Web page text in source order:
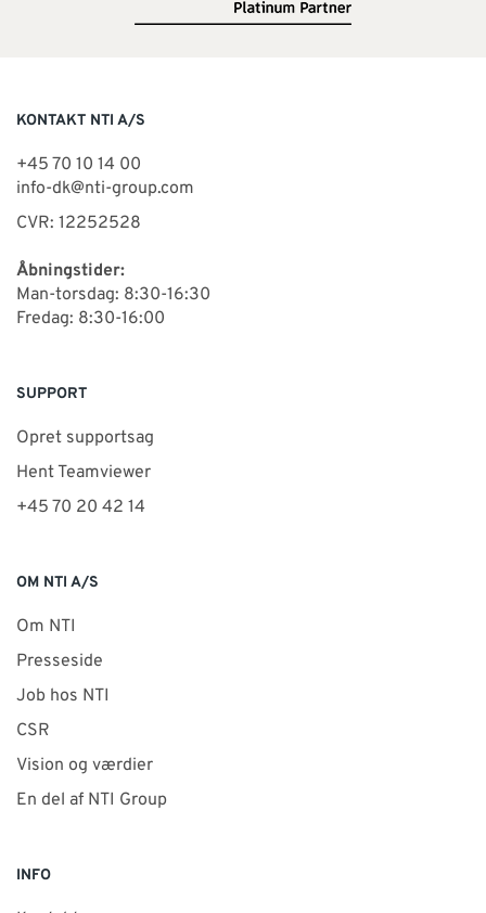
KONTAKT NTI A/S
+45 70 10 14 00
info-dk@nti-group.com
CVR: 12252528
Åbningstider:
Man-torsdag: 8:30-16:30
Fredag: 8:30-16:00
SUPPORT
Opret supportsag
Hent Teamviewer
+45 70 20 42 14
OM NTI A/S
Om NTI
Presseside
Job hos NTI
CSR
Vision og værdier
En del af NTI Group
INFO